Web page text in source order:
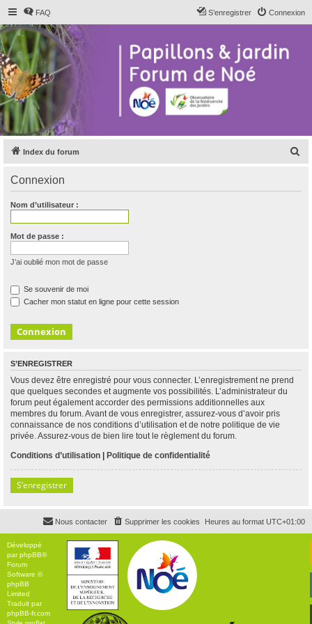
FAQ Connexion
S’enregistrer
Index du forum
Connexion
Nom d’utilisateur :
Mot de passe :
J’ai oublié mon mot de passe
Se souvenir de moi
Cacher mon statut en ligne pour cette session
S’ENREGISTRER
Vous devez être enregistré pour vous connecter. L’enregistrement ne prend
que quelques secondes et augmente vos possibilités. L’administrateur du
forum peut également accorder des permissions additionnelles aux
membres du forum. Avant de vous enregistrer, assurez-vous d’avoir pris
connaissance de nos conditions d’utilisation et de notre politique de vie
privée. Assurez-vous de bien lire tout le règlement du forum.
Conditions d’utilisation | Politique de confidentialité
S’enregistrer
Heures au format UTC+01:00
Supprimer les cookies
Nous contacter
Développé
parphpBB®
Forum
Software ©
phpBB
Limited
Traduit par
phpBB-fr.com